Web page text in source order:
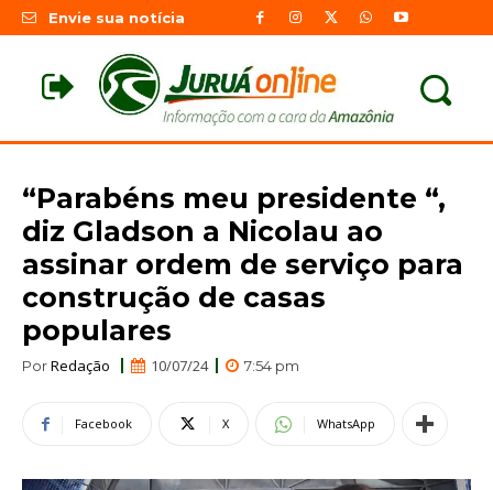
Envie sua notícia
“Parabéns meu presidente “,
diz Gladson a Nicolau ao
assinar ordem de serviço para
construção de casas
populares
PorRedação 10/07/24 7:54 pm
Facebook X WhatsApp